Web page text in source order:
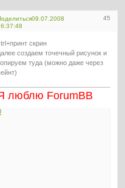
45
09.07.2008
скрин
создаем точечный рисунок и
туда (можно даже через
люблю ForumBB